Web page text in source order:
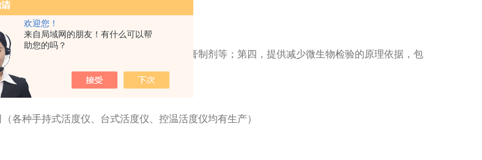
欢迎您！
来自局域网的朋友！有什么可以帮
助您的吗？
系统的抗菌效力；
影响的活性成分的降解；
可能性，特别是液体、油膏、乳液以及乳膏制剂等；第四，提供减少微生物检验的原理依据，包
性试验
各种手持式活度仪、台式活度仪、控温活度仪均有生产）